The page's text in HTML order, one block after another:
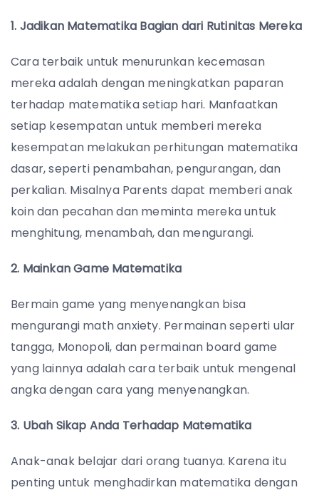
1. Jadikan Matematika Bagian dari Rutinitas Mereka
Cara terbaik untuk menurunkan kecemasan
mereka adalah dengan meningkatkan paparan
terhadap matematika setiap hari. Manfaatkan
setiap kesempatan untuk memberi mereka
kesempatan melakukan perhitungan matematika
dasar, seperti penambahan, pengurangan, dan
perkalian. Misalnya Parents dapat memberi anak
koin dan pecahan dan meminta mereka untuk
menghitung, menambah, dan mengurangi.
2. Mainkan Game Matematika
Bermain game yang menyenangkan bisa
mengurangi math anxiety. Permainan seperti ular
tangga, Monopoli, dan permainan board game
yang lainnya adalah cara terbaik untuk mengenal
angka dengan cara yang menyenangkan.
3. Ubah Sikap Anda Terhadap Matematika
Anak-anak belajar dari orang tuanya. Karena itu
penting untuk menghadirkan matematika dengan